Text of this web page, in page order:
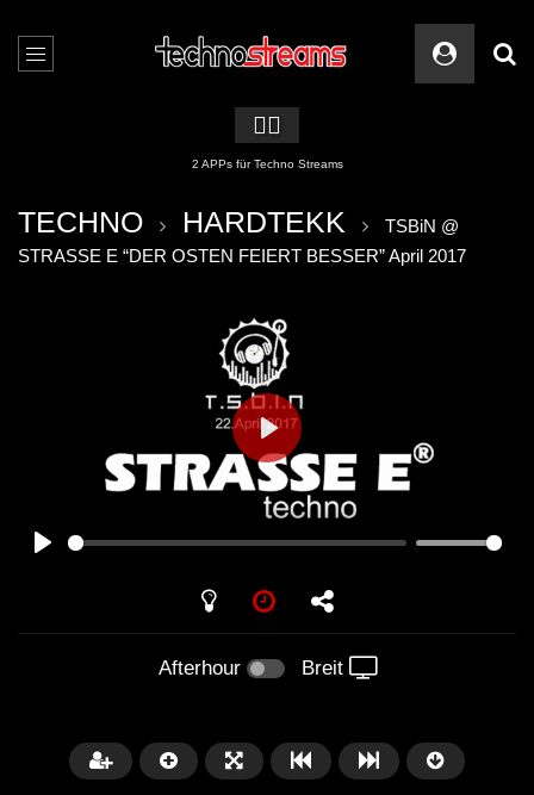
🏳️‍🌈
2 APPs für Techno Streams
TECHNO HARDTEKK
TSBiN @
STRASSE E “DER OSTEN FEIERT BESSER” April 2017
PLAY
Afterhour Breit